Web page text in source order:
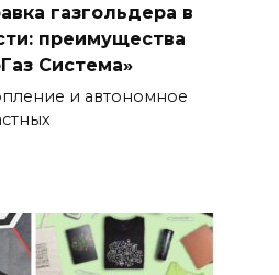
газгольдера в
преимущества
Система»
и автономное